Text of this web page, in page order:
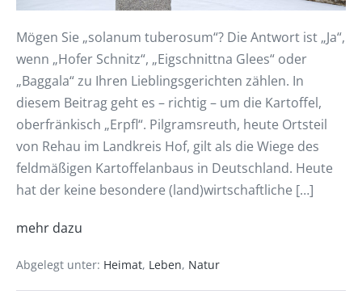
Mögen Sie „solanum tuberosum“? Die Antwort ist „Ja“,
wenn „Hofer Schnitz“, „Eigschnittna Glees“ oder
„Baggala“ zu Ihren Lieblingsgerichten zählen. In
diesem Beitrag geht es – richtig – um die Kartoffel,
oberfränkisch „Erpfl“. Pilgramsreuth, heute Ortsteil
von Rehau im Landkreis Hof, gilt als die Wiege des
feldmäßigen Kartoffelanbaus in Deutschland. Heute
hat der keine besondere (land)wirtschaftliche […]
mehr dazu
Abgelegt unter: Heimat, Leben, Natur